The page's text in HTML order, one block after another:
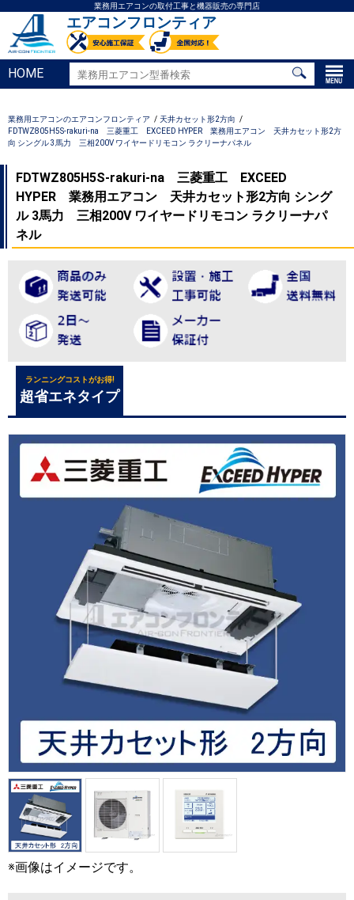
業務用エアコンの取付工事と機器販売の専門店
エアコンフロンティア
HOME
業務用エアコンのエアコンフロンティア
天井カセット形2方向
FDTWZ805H5S-rakuri-na 三菱重工 EXCEED HYPER 業務用エアコン 天井カセット形2方
向 シングル 3馬力 三相200V ワイヤードリモコン ラクリーナパネル
FDTWZ805H5S-rakuri-na 三菱重工 EXCEED
HYPER 業務用エアコン 天井カセット形2方向 シング
ル 3馬力 三相200V ワイヤードリモコン ラクリーナパ
ネル
ランニングコストがお得!
超省エネタイプ
※画像はイメージです。